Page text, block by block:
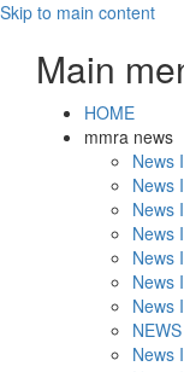
Skip to main content
Main
HOME
mmra news
News
News
News
News
News
News
News
News